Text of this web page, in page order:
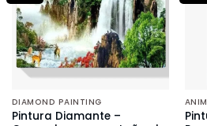
DIAMOND PAINTING
Pintura Diamante –